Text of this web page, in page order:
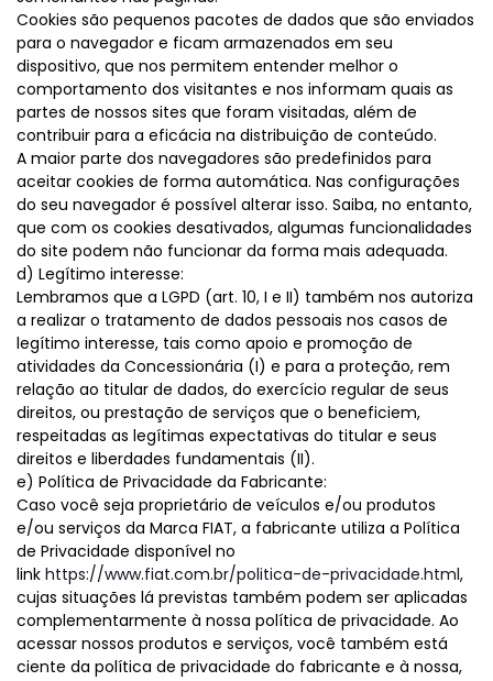
Cookies são pequenos pacotes de dados que são enviados
para o navegador e ficam armazenados em seu
dispositivo, que nos permitem entender melhor o
comportamento dos visitantes e nos informam quais as
partes de nossos sites que foram visitadas, além de
contribuir para a eficácia na distribuição de conteúdo.
A maior parte dos navegadores são predefinidos para
aceitar cookies de forma automática. Nas configurações
do seu navegador é possível alterar isso. Saiba, no entanto,
que com os cookies desativados, algumas funcionalidades
do site podem não funcionar da forma mais adequada.
d) Legítimo interesse:
Lembramos que a LGPD (art. 10, I e II) também nos autoriza
a realizar o tratamento de dados pessoais nos casos de
legítimo interesse, tais como apoio e promoção de
atividades da Concessionária (I) e para a proteção, rem
relação ao titular de dados, do exercício regular de seus
direitos, ou prestação de serviços que o beneficiem,
respeitadas as legítimas expectativas do titular e seus
direitos e liberdades fundamentais (II).
e) Política de Privacidade da Fabricante:
Caso você seja proprietário de veículos e/ou produtos
e/ou serviços da Marca FIAT, a fabricante utiliza a Política
de Privacidade disponível no
link https://www.fiat.com.br/politica-de-privacidade.html,
cujas situações lá previstas também podem ser aplicadas
complementarmente à nossa política de privacidade. Ao
acessar nossos produtos e serviços, você também está
ciente da política de privacidade do fabricante e à nossa,